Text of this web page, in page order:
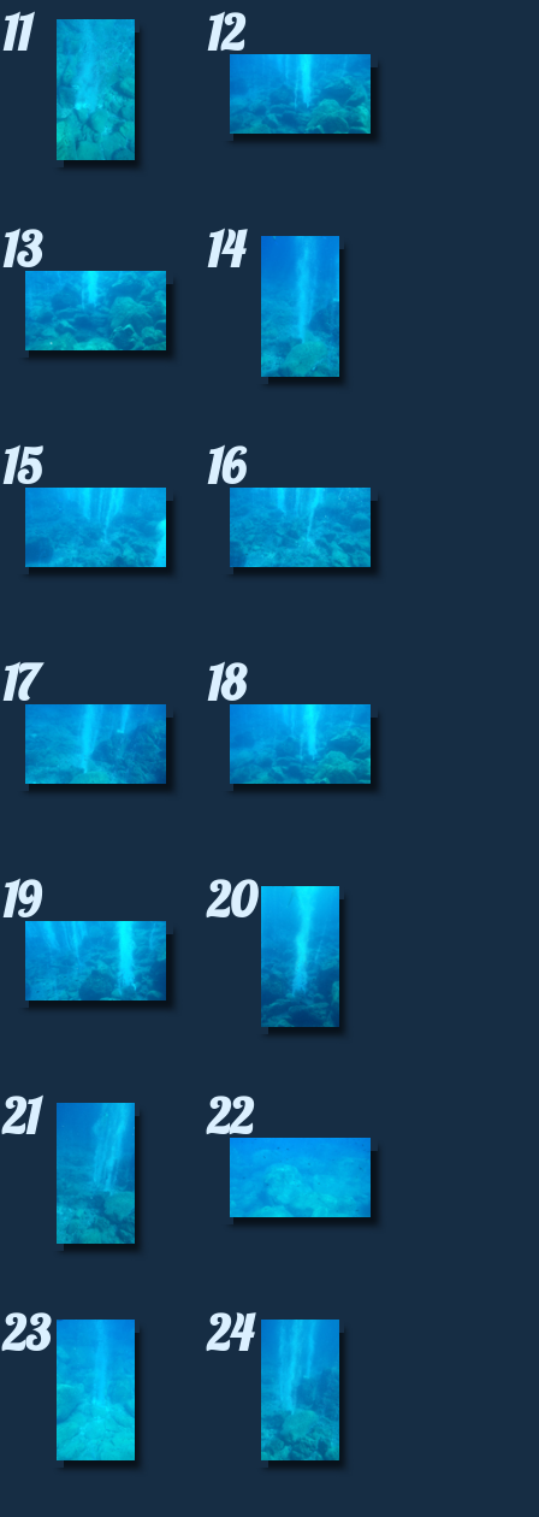
11 12
13 14
15 16
17 18
19 20
21 22
23 24